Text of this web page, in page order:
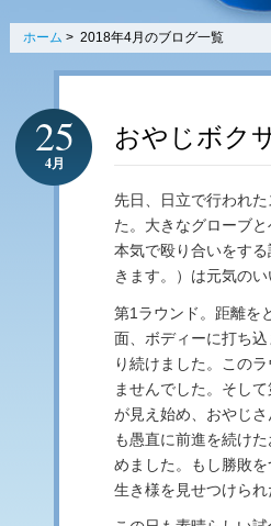
ホーム > 2018年4月のブログ一覧
おやじボク
25
4月
先日、日立で行われ
た。大きなグローブ
本気で殴り合いをす
きます。）は元気の
第1ラウンド。距離を
面、ボディーに打ち
り続けました。この
ませんでした。そし
が見え始め、おやじ
も愚直に前進を続け
めました。もし勝敗
生き様を見せつけられ